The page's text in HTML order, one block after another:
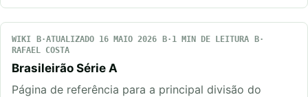
WIKI ATUALIZADO 16 MAIO 2026
1 MIN DE LEITURA
RAFAEL COSTA
Brasileirão Série A
Página de referência para a principal divisão do